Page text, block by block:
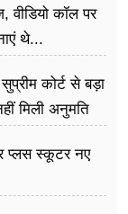
कॉल पर
थे...
कोर्ट से बड़ा
मिली अनुमति
प्लस स्कूटर नए